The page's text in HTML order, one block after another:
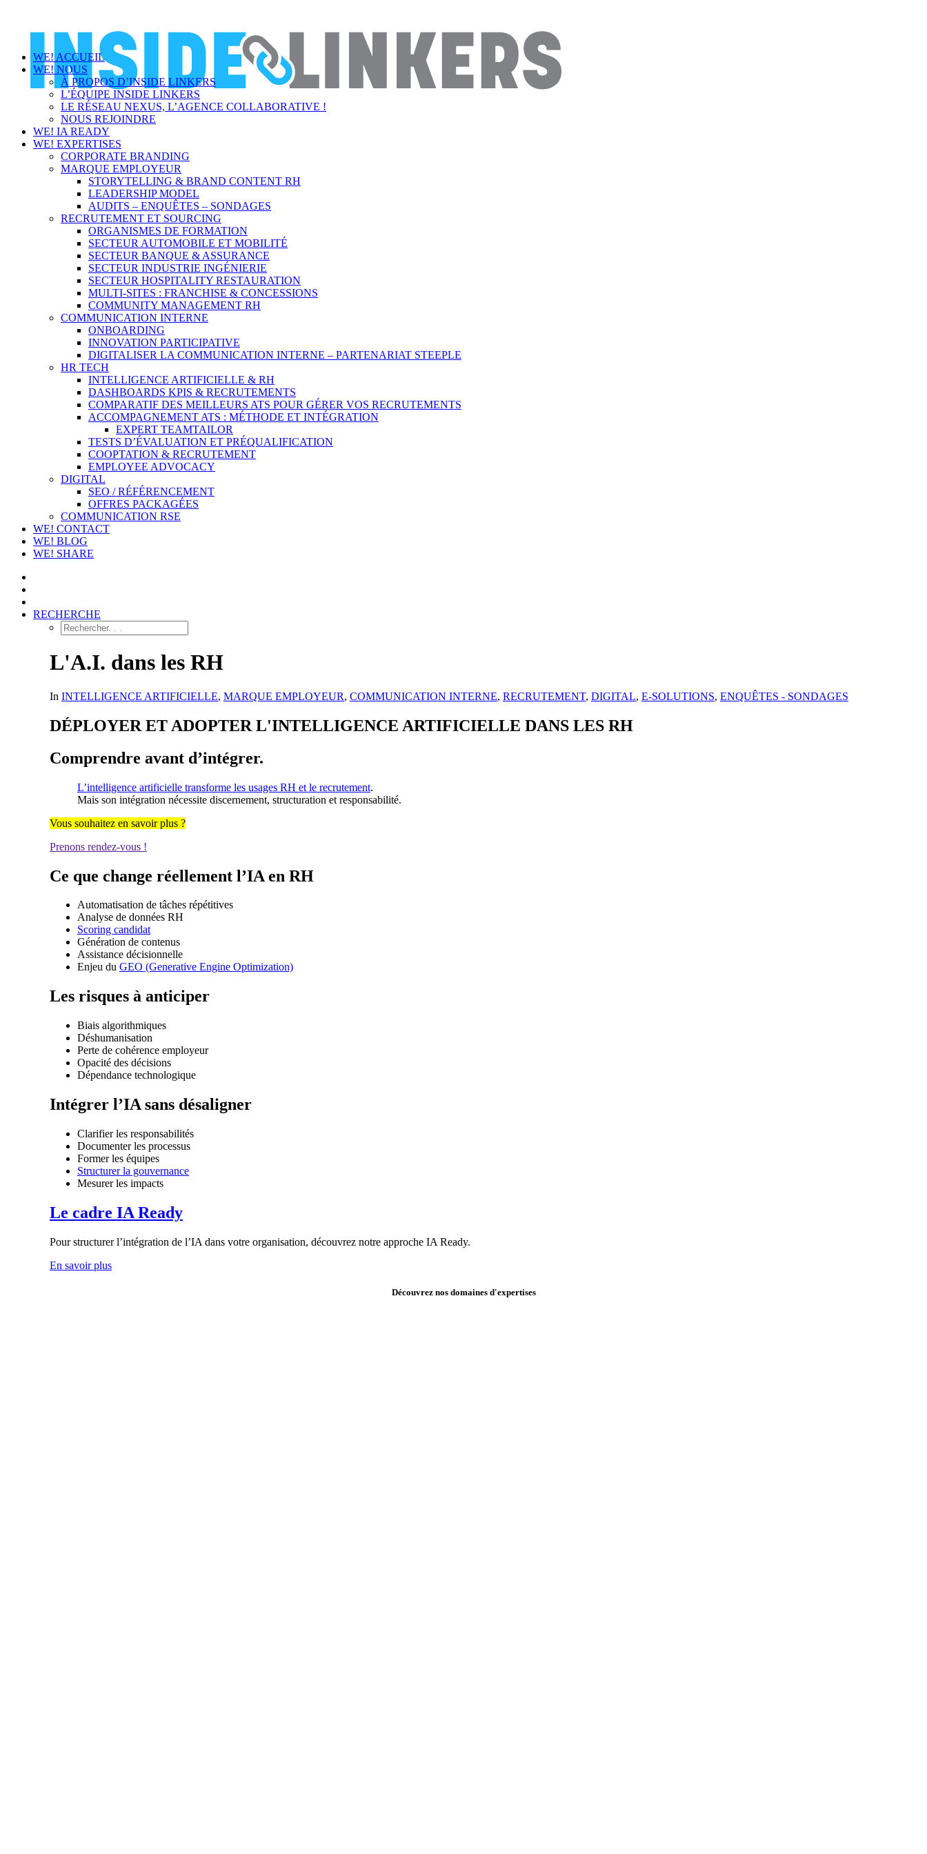
WE! ACCUEIL
WE! NOUS
À PROPOS D’INSIDE LINKERS
L’ÉQUIPE INSIDE LINKERS
LE RÉSEAU NEXUS, L’AGENCE COLLABORATIVE !
NOUS REJOINDRE
WE! IA READY
WE! EXPERTISES
CORPORATE BRANDING
MARQUE EMPLOYEUR
STORYTELLING & BRAND CONTENT RH
LEADERSHIP MODEL
AUDITS – ENQUÊTES – SONDAGES
RECRUTEMENT ET SOURCING
ORGANISMES DE FORMATION
SECTEUR AUTOMOBILE ET MOBILITÉ
SECTEUR BANQUE & ASSURANCE
SECTEUR INDUSTRIE INGÉNIERIE
SECTEUR HOSPITALITY RESTAURATION
MULTI-SITES : FRANCHISE & CONCESSIONS
COMMUNITY MANAGEMENT RH
COMMUNICATION INTERNE
ONBOARDING
INNOVATION PARTICIPATIVE
DIGITALISER LA COMMUNICATION INTERNE – PARTENARIAT STEEPLE
HR TECH
INTELLIGENCE ARTIFICIELLE & RH
DASHBOARDS KPIS & RECRUTEMENTS
COMPARATIF DES MEILLEURS ATS POUR GÉRER VOS RECRUTEMENTS
ACCOMPAGNEMENT ATS : MÉTHODE ET INTÉGRATION
EXPERT TEAMTAILOR
TESTS D’ÉVALUATION ET PRÉQUALIFICATION
COOPTATION & RECRUTEMENT
EMPLOYEE ADVOCACY
DIGITAL
SEO / RÉFÉRENCEMENT
OFFRES PACKAGÉES
COMMUNICATION RSE
WE! CONTACT
WE! BLOG
WE! SHARE
RECHERCHE
L'A.I. dans les RH
In INTELLIGENCE ARTIFICIELLE, MARQUE EMPLOYEUR, COMMUNICATION INTERNE, RECRUTEMENT, DIGITAL, E-SOLUTIONS, ENQUÊTES - SONDAGES
DÉPLOYER ET ADOPTER L'INTELLIGENCE ARTIFICIELLE DANS LES RH
Comprendre avant d’intégrer.
L’intelligence artificielle transforme les usages RH et le recrutement.
Mais son intégration nécessite discernement, structuration et responsabilité.
Vous souhaitez en savoir plus ?
Prenons rendez-vous !
Ce que change réellement l’IA en RH
Automatisation de tâches répétitives
Analyse de données RH
Scoring candidat
Génération de contenus
Assistance décisionnelle
Enjeu du GEO (Generative Engine Optimization)
Les risques à anticiper
Biais algorithmiques
Déshumanisation
Perte de cohérence employeur
Opacité des décisions
Dépendance technologique
Intégrer l’IA sans désaligner
Clarifier les responsabilités
Documenter les processus
Former les équipes
Structurer la gouvernance
Mesurer les impacts
Le cadre IA Ready
Pour structurer l’intégration de l’IA dans votre organisation, découvrez notre approche IA Ready.
En savoir plus
Découvrez nos domaines d'expertises